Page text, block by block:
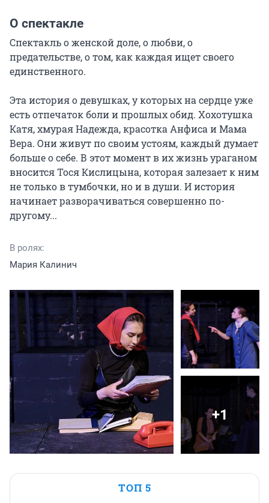
О спектакле
Спектакль о женской доле, о любви, о
предательстве, о том, как каждая ищет своего
единственного.
Эта история о девушках, у которых на сердце уже
есть отпечаток боли и прошлых обид. Хохотушка
Катя, хмурая Надежда, красотка Анфиса и Мама
Вера. Они живут по своим устоям, каждый думает
больше о себе. В этот момент в их жизнь ураганом
вносится Тося Кислицына, которая залезает к ним
не только в тумбочки, но и в души. И история
начинает разворачиваться совершенно по-
другому...
В ролях:
Мария Калинич
+1
ТОП 5